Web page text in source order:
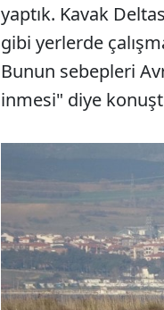
yaptık. Kavak
gibi yerlerde
Bunun sebepleri
inmesi" diye